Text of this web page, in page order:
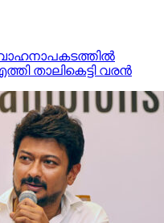
താലികെട്ടി വരന്‍